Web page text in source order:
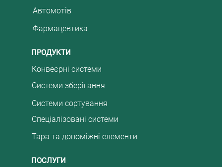
Автомотів
Фармацевтика
Конвеєрні системи
Системи зберігання
Системи сортування
Спеціалізовані системи
Тара та допоміжні елементи
ПРОДУКТИ
ПОСЛУГИ